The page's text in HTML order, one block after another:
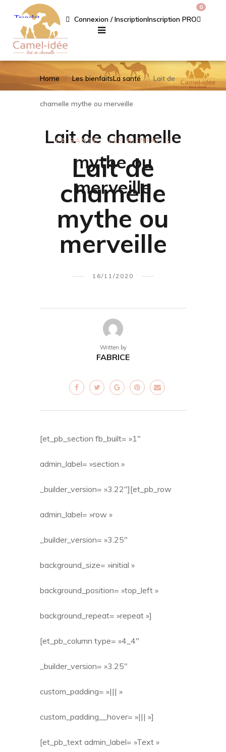
Connexion / InscriptionInscription PRO
0
Home Les bienfaitsLa santé Lait de
chamelle mythe ou merveille
Lait de chamelle
mythe ou
merveille
LA SANTÉ LES BIENFAITS
Lait de
chamelle
mythe ou
merveille
16/11/2020
Written by
FABRICE
[et_pb_section fb_built= »1″
admin_label= »section »
_builder_version= »3.22″][et_pb_row
admin_label= »row »
_builder_version= »3.25″
background_size= »initial »
background_position= »top_left »
background_repeat= »repeat »]
[et_pb_column type= »4_4″
_builder_version= »3.25″
custom_padding= »||| »
custom_padding__hover= »||| »]
[et_pb_text admin_label= »Text »